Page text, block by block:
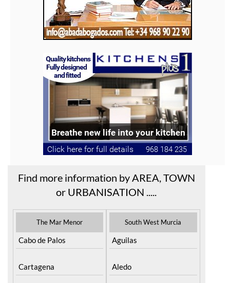
or URBANISATION .....
Cabo de Palos
Cartagena
El Carmoli
Aguilas
Aledo
Alhama de Murcia